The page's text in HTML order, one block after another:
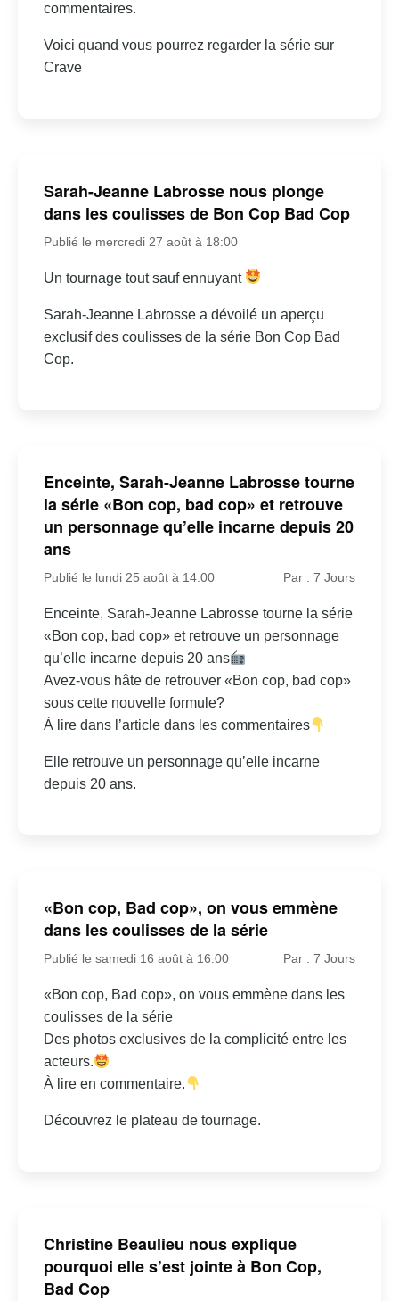
commentaires.
Voici quand vous pourrez regarder la série sur
Crave
Sarah-Jeanne Labrosse nous plonge
dans les coulisses de Bon Cop Bad Cop
Publié le mercredi 27 août à 18:00
Un tournage tout sauf ennuyant
Sarah-Jeanne Labrosse a dévoilé un aperçu
exclusif des coulisses de la série Bon Cop Bad
Cop.
Enceinte, Sarah-Jeanne Labrosse tourne
la série «Bon cop, bad cop» et retrouve
un personnage qu’elle incarne depuis 20
ans
Publié le lundi 25 août à 14:00 Par : 7 Jours
Enceinte, Sarah-Jeanne Labrosse tourne la série
«Bon cop, bad cop» et retrouve un personnage
qu’elle incarne depuis 20 ans
Avez-vous hâte de retrouver «Bon cop, bad cop»
sous cette nouvelle formule?
À lire dans l’article dans les commentaires
Elle retrouve un personnage qu’elle incarne
depuis 20 ans.
«Bon cop, Bad cop», on vous emmène
dans les coulisses de la série
Publié le samedi 16 août à 16:00 Par : 7 Jours
«Bon cop, Bad cop», on vous emmène dans les
coulisses de la série
Des photos exclusives de la complicité entre les
acteurs.
À lire en commentaire.
Découvrez le plateau de tournage.
Christine Beaulieu nous explique
pourquoi elle s’est jointe à Bon Cop,
Bad Cop